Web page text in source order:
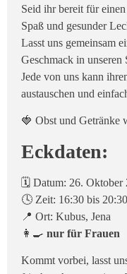
Seid ihr bereit für
Spaß und gesunder
Lasst uns gemeinsam
Geschmack in unseren
Jede von uns kann
austauschen und
🍓 Obst und Getränke
Eckdaten:
🗓 Datum: 26. Oktober
🕓 Zeit: 16:30 bis
📍 Ort: Kubus, Jena
👩‍🍳 nur für Frauen
Kommt vorbei, lasst